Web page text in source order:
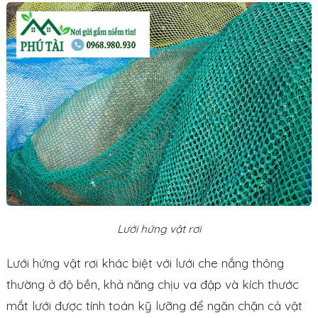
Lưới hứng vật rơi
Lưới hứng vật rơi khác biệt với lưới che nắng thông
thường ở độ bền, khả năng chịu va đập và kích thước
mắt lưới được tính toán kỹ lưỡng để ngăn chặn cả vật